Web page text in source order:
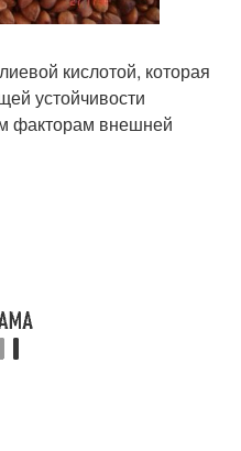
кислотой, которая
устойчивости
факторам внешней